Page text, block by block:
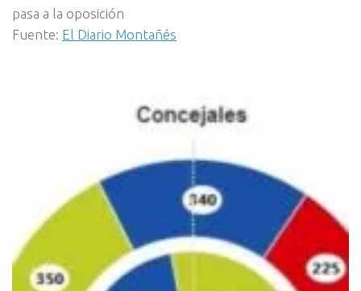
pasa a la oposición
Fuente: El Diario Montañés